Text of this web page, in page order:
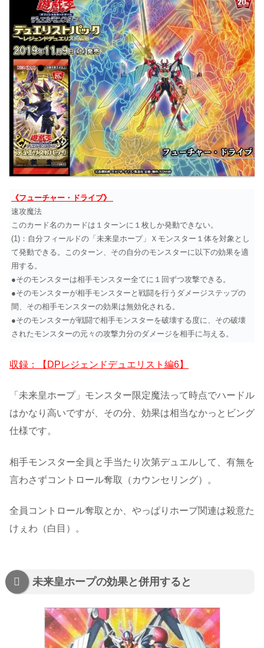
《フューチャー・ドライブ》
速攻魔法
このカード名のカードは１ターンに１枚しか発動できない。
(1)：自分フィールドの「未来皇ホープ」Ｘモンスター１体を対象とし
て発動できる。このターン、その自分のモンスターに以下の効果を適
用する。
●そのモンスターは相手モンスター全てに１回ずつ攻撃できる。
●そのモンスターが相手モンスターと戦闘を行うダメージステップの
間、その相手モンスターの効果は無効化される。
●そのモンスターが戦闘で相手モンスターを破壊する度に、その破壊
されたモンスターの元々の攻撃力分のダメージを相手に与える。
収録：【DPレジェンドデュエリスト編6】
「未来皇ホープ」モンスター限定魔法って時点でハードル
はかなり高いですが、その分、効果は相当なかっとビング
仕様です。
相手モンスター全員と手当たり次第デュエルして、有無を
言わさずコントロール奪取（カウンセリング）。
全員コントロール奪取とか、やっぱりホープ関連は殺意た
けぇわ（白目）。
未来皇ホープの効果と併用すると